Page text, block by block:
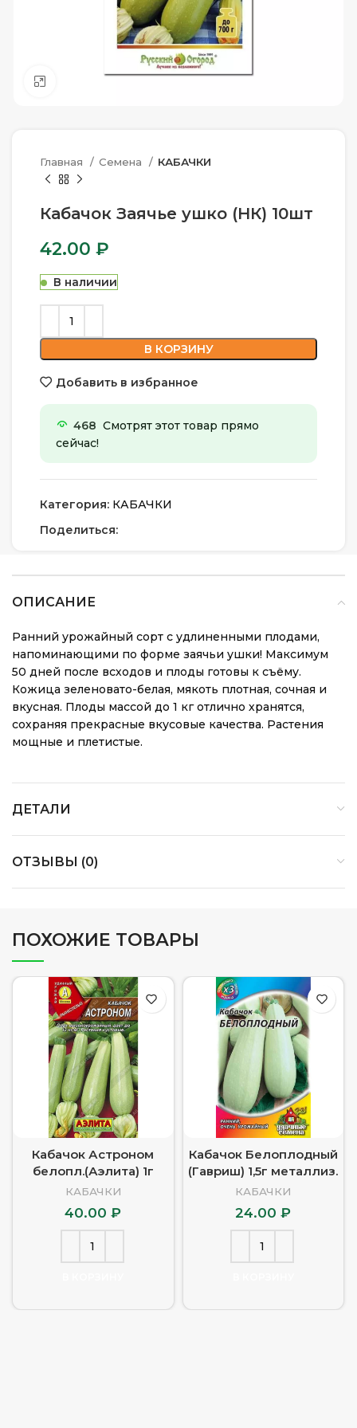
Главная Семена КАБАЧКИ
Кабачок Заячье ушко (НК) 10шт
42.00 ₽
В наличии
В КОРЗИНУ
Добавить в избранное
468 Смотрят этот товар прямо
сейчас!
Категория: КАБАЧКИ
Поделиться:
ОПИСАНИЕ
Ранний урожайный сорт с удлиненными плодами,
напоминающими по форме заячьи ушки! Максимум
50 дней после всходов и плоды готовы к съёму.
Кожица зеленовато-белая, мякоть плотная, сочная и
вкусная. Плоды массой до 1 кг отлично хранятся,
сохраняя прекрасные вкусовые качества. Растения
мощные и плетистые.
ДЕТАЛИ
ОТЗЫВЫ (0)
ПОХОЖИЕ ТОВАРЫ
Кабачок Астроном
белопл.(Аэлита) 1г
КАБАЧКИ
40.00₽
Кабачок Белоплодный
(Гавриш) 1,5г металлиз.
КАБАЧКИ
24.00₽